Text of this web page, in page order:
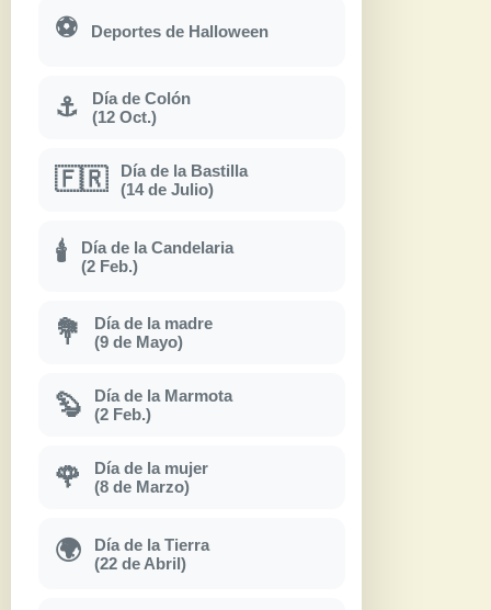
⚽ Deportes de Halloween
⚓
Día de Colón
(12 Oct.)
🇫🇷
Día de la Bastilla
(14 de Julio)
🕯
Día de la Candelaria
(2 Feb.)
💐
Día de la madre
(9 de Mayo)
🦫
Día de la Marmota
(2 Feb.)
🌹
Día de la mujer
(8 de Marzo)
🌍
Día de la Tierra
(22 de Abril)